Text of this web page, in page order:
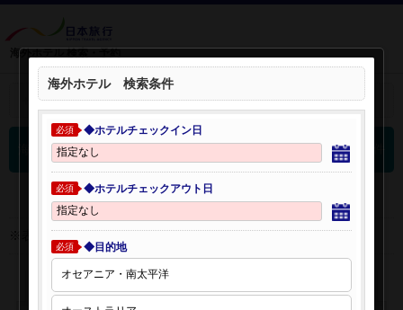
海外ホテル 検索・予約
検索条件を開く：
海外ホテル 検索結果
※表示金額はオンライン予約時の金額です。
海外ホテル 検索条件
必須 ◆ホテルチェックイン日
必須 ◆ホテルチェックアウト日
必須 ◆目的地